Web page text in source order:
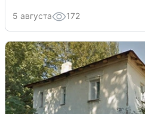
5 августа 172